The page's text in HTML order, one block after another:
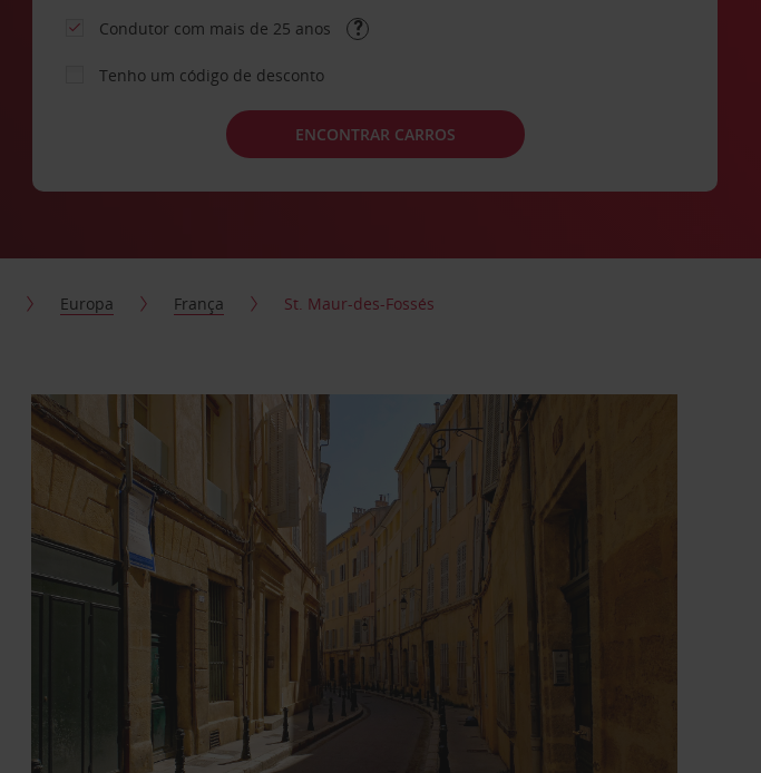
Condutor com mais de 25 anos
Tenho um código de desconto
ENCONTRAR CARROS
Europa França St. Maur-des-Fossés